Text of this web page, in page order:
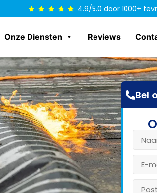
4.9/5.0 door 1000+
Onze Diensten Reviews
Bel